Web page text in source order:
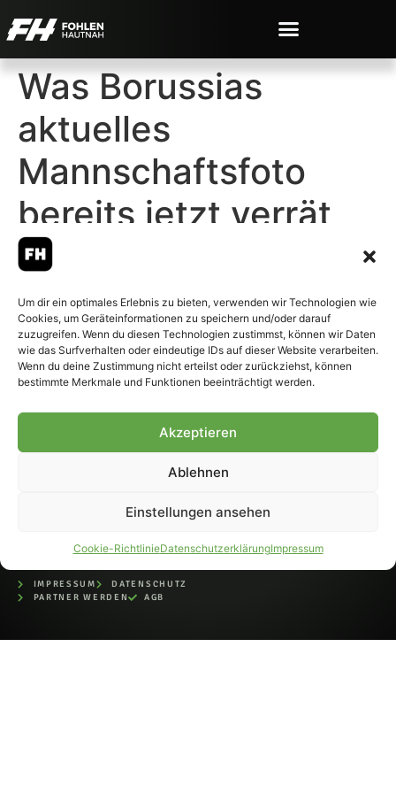
Um dir ein optimales Erlebnis zu bieten, verwenden wir Technologien wie
Cookies, um Geräteinformationen zu speichern und/oder darauf
zuzugreifen. Wenn du diesen Technologien zustimmst, können wir Daten
wie das Surfverhalten oder eindeutige IDs auf dieser Website verarbeiten.
Wenn du deine Zustimmung nicht erteilst oder zurückziehst, können
bestimmte Merkmale und Funktionen beeinträchtigt werden.
Akzeptieren
Ablehnen
Einstellungen ansehen
Cookie-RichtlinieDatenschutzerklärungImpressum
Was Borussias
aktuelles
Mannschaftsfoto
bereits jetzt verrät
© 2007-2026 Fohlen-Hautnah.de
– Alle rechte vorbehalten.
Fohlen-Hautnah.de ist ein
offiziell eingetragenes Magazin
IMPRESSUM
DATENSCHUTZ
PARTNER WERDEN
AGB